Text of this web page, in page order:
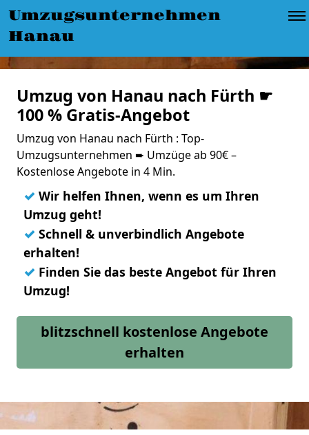
Umzugsunternehmen
Hanau
Umzug von Hanau nach Fürth ☛
100 % Gratis-Angebot
Umzug von Hanau nach Fürth : Top-
Umzugsunternehmen ➨ Umzüge ab 90€ –
Kostenlose Angebote in 4 Min.
✓ Wir helfen Ihnen, wenn es um Ihren
Umzug geht!
✓ Schnell & unverbindlich Angebote
erhalten!
✓ Finden Sie das beste Angebot für Ihren
Umzug!
blitzschnell kostenlose Angebote
erhalten